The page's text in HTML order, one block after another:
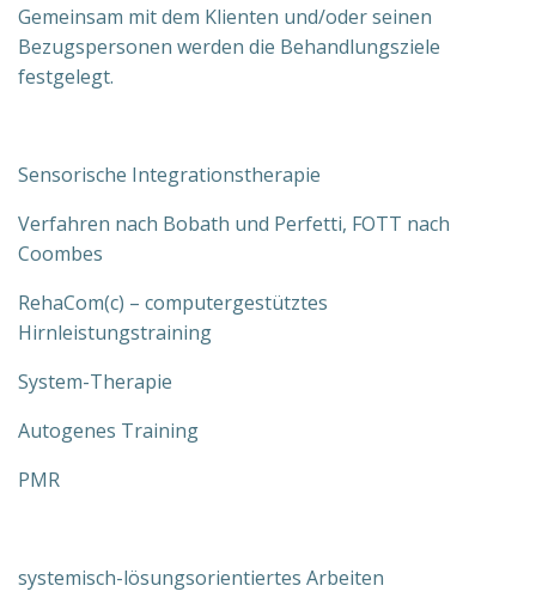
Gemeinsam mit dem Klienten und/oder seinen
Bezugspersonen werden die Behandlungsziele
festgelegt.
Sensorische Integrationstherapie
Verfahren nach Bobath und Perfetti, FOTT nach
Coombes
RehaCom(c) – computergestütztes
Hirnleistungstraining
System-Therapie
Autogenes Training
PMR
systemisch-lösungsorientiertes Arbeiten